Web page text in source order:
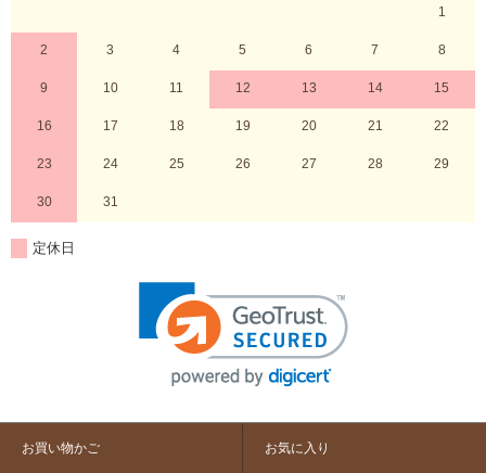
1
2 3 4 5 6 7 8
9 10 11 12 13 14 15
16 17 18 19 20 21 22
23 24 25 26 27 28 29
30 31
定休日
お買い物かご お気に入り